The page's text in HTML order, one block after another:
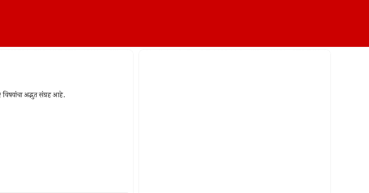
विषयांचा अद्भुत संग्रह आहे.